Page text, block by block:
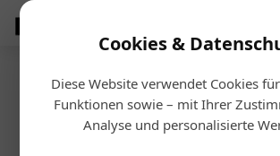
Cookies &
Diese Website verwendet Cookies
Funktionen sowie – mit Ihrer
Analyse und personalisierte
Startseite/ Fertigen
Perndorfer